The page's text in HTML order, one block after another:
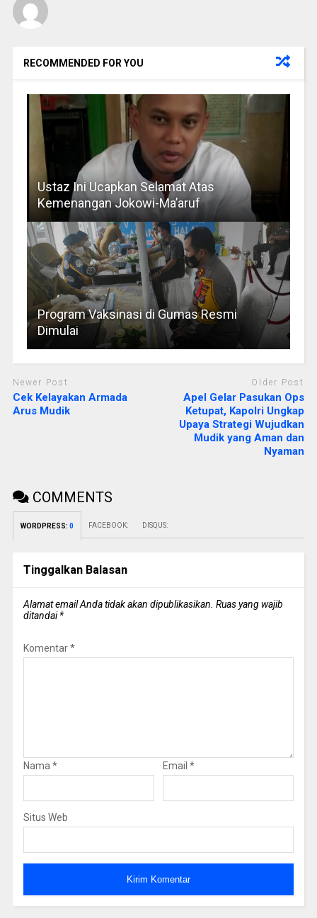
RECOMMENDED FOR YOU
Ustaz Ini Ucapkan Selamat Atas
Kemenangan Jokowi-Ma’aruf
Program Vaksinasi di Gumas Resmi
Dimulai
Newer Post
Cek Kelayakan Armada
Arus Mudik
Older Post
Apel Gelar Pasukan Ops
Ketupat, Kapolri Ungkap
Upaya Strategi Wujudkan
Mudik yang Aman dan
Nyaman
COMMENTS
WORDPRESS: 0 FACEBOOK: DISQUS:
Tinggalkan Balasan
Alamat email Anda tidak akan dipublikasikan. Ruas yang wajib
ditandai*
Komentar*
Nama * Email *
Situs Web